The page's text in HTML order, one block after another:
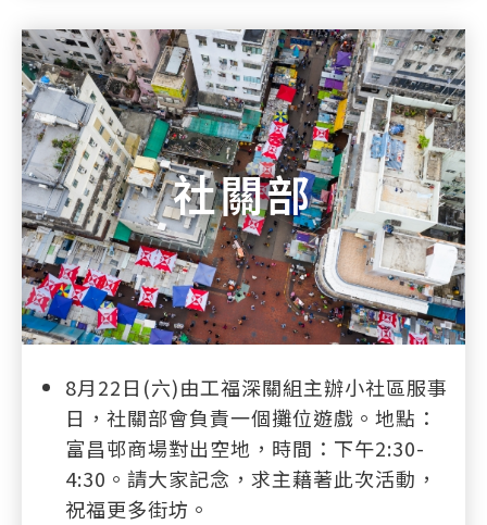
社關部
8月22日(六)由工福深關組主辦小社區服事
日，社關部會負責一個攤位遊戲。地點：
富昌邨商場對出空地，時間：下午2:30-
4:30。請大家記念，求主藉著此次活動，
祝福更多街坊。